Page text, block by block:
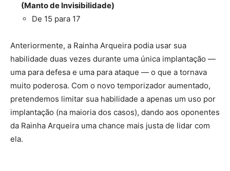
(Manto de Invisibilidade)
De 15 para 17
Anteriormente, a Rainha Arqueira podia usar sua
habilidade duas vezes durante uma única implantação —
uma para defesa e uma para ataque — o que a tornava
muito poderosa. Com o novo temporizador aumentado,
pretendemos limitar sua habilidade a apenas um uso por
implantação (na maioria dos casos), dando aos oponentes
da Rainha Arqueira uma chance mais justa de lidar com
ela.